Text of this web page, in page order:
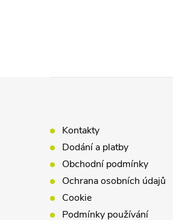
Kontakty
Dodání a platby
Obchodní podmínky
Ochrana osobních údajů
Cookie
Podmínky používání